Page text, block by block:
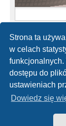
Strona ta
w celach
dostępu do
ustawieniach
Dowiedz się
Wielkość znaków
Strona główna
Technologię dostarcza
Polski pakiet językowy